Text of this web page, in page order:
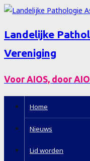
Landelijke
Vereniging
Voor AIOS, door
Home
Nieuws
Lid worden